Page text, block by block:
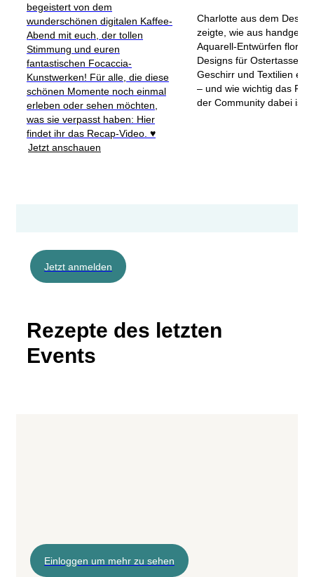
begeistert von dem
wunderschönen digitalen Kaffee-
Abend mit euch, der tollen
Stimmung und euren
fantastischen Focaccia-
Kunstwerken! Für alle, die diese
schönen Momente noch einmal
erleben oder sehen möchten,
was sie verpasst haben: Hier
findet ihr das Recap-Video. ♥️
Jetzt anschauen
Charlotte aus dem
zeigte, wie aus
Aquarell-Entwürfen florale
Designs für Ostertassen,
Geschirr und Textilien
– und wie wichtig das
der Community dabei ist.
Jetzt anmelden
Rezepte des letzten
Events
Einloggen um mehr zu sehen